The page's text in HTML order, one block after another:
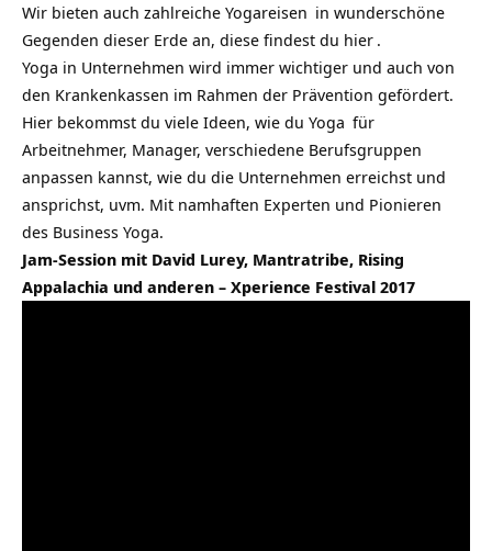
Wir bieten auch zahlreiche Yogareisen in wunderschöne
Gegenden dieser Erde an, diese findest du hier .
Yoga in Unternehmen wird immer wichtiger und auch von
den Krankenkassen im Rahmen der Prävention gefördert.
Hier bekommst du viele Ideen, wie du Yoga für
Arbeitnehmer, Manager, verschiedene Berufsgruppen
anpassen kannst, wie du die Unternehmen erreichst und
ansprichst, uvm. Mit namhaften Experten und Pionieren
des Business Yoga.
Jam-Session mit David Lurey, Mantratribe, Rising
Appalachia und anderen – Xperience Festival 2017